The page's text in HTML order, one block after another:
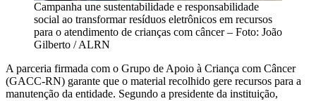
Campanha une sustentabilidade e responsabilidade
social ao transformar resíduos eletrônicos em recursos
para o atendimento de crianças com câncer – Foto: João
Gilberto / ALRN
A parceria firmada com o Grupo de Apoio à Criança com Câncer
(GACC-RN) garante que o material recolhido gere recursos para a
manutenção da entidade. Segundo a presidente da instituição,